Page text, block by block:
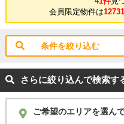
会員限定物件は12731
条件を絞り込む
さらに絞り込んで検索す
ご希望のエリアを選ん